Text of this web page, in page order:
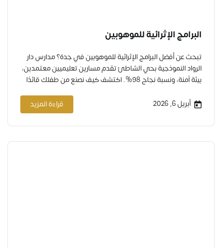
البرامج الإثرائية للموهوبين
تبحث عن أفضل البرامج الإثرائية للموهوبين في جدة؟ مدارس دار
الرواد النموذجية بحي الشاطئ تقدم مسارين تعليميين معتمدين،
بيئة آمنة، ونسبة نجاح 98%. اكتشف كيف نصنع من طفلك قائدًا
يسأل لماذا السماء زرقاء؟ ثم لماذا لا نرى النجوم نهارًا؟ ثم كيف
أبريل 6, 2026 قراءة المزيد